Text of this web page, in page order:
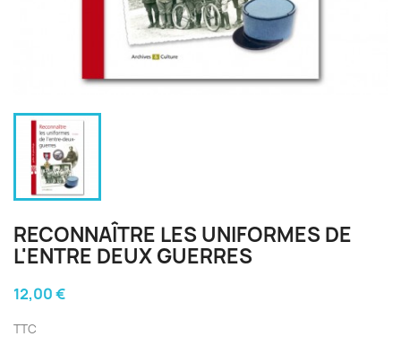
RECONNAÎTRE LES UNIFORMES DE
L'ENTRE DEUX GUERRES
12,00 €
TTC